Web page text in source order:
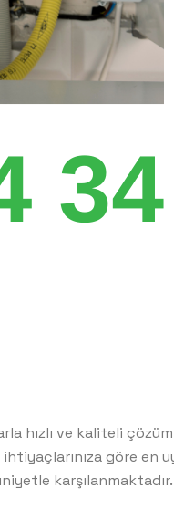
hızlı ve kaliteli
göre en